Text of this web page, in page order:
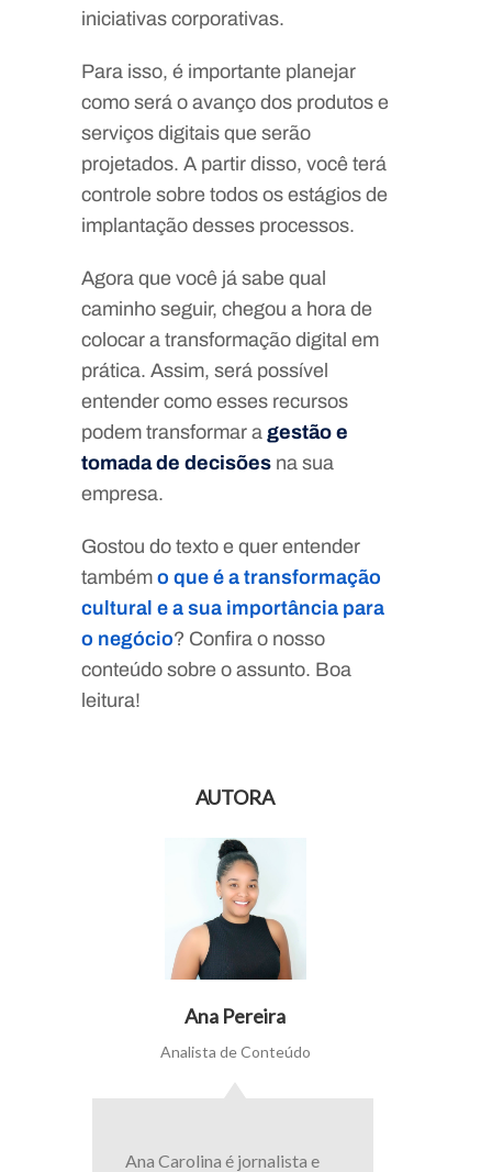
iniciativas corporativas.
Para isso, é importante planejar
como será o avanço dos produtos e
serviços digitais que serão
projetados. A partir disso, você terá
controle sobre todos os estágios de
implantação desses processos.
Agora que você já sabe qual
caminho seguir, chegou a hora de
colocar a transformação digital em
prática. Assim, será possível
entender como esses recursos
podem transformar a gestão e
tomada de decisões na sua
empresa.
Gostou do texto e quer entender
também o que é a transformação
cultural e a sua importância para
o negócio? Confira o nosso
conteúdo sobre o assunto. Boa
leitura!
AUTORA
Ana Pereira
Analista de Conteúdo
Ana Carolina é jornalista e